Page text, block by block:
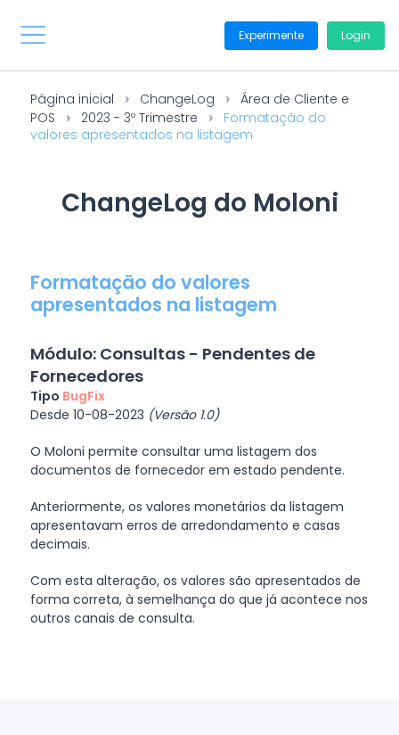
Experimente Login
Página inicial ChangeLog
Área de Cliente e
POS
2023 - 3º Trimestre
Formatação do
valores apresentados na listagem
ChangeLog do Moloni
Formatação do valores
apresentados na listagem
Módulo: Consultas - Pendentes de
Fornecedores
Tipo BugFix
Desde 10-08-2023 (Versão 1.0)
O Moloni permite consultar uma listagem dos
documentos de fornecedor em estado pendente.
Anteriormente, os valores monetários da listagem
apresentavam erros de arredondamento e casas
decimais.
Com esta alteração, os valores são apresentados de
forma correta, à semelhança do que já acontece nos
outros canais de consulta.